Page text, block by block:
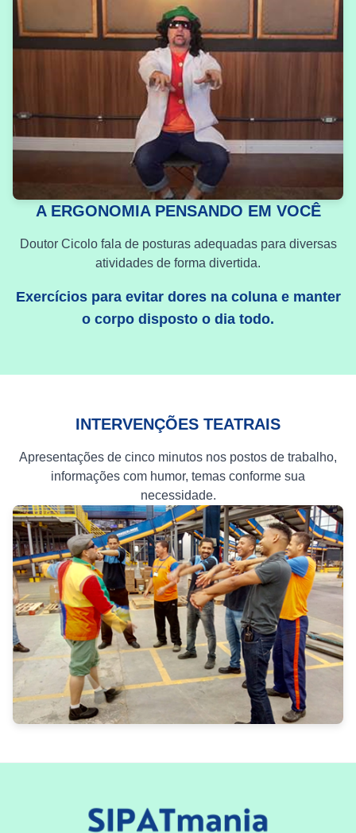
A ERGONOMIA PENSANDO EM VOCÊ
Doutor Cicolo fala de posturas adequadas para diversas
atividades de forma divertida.
Exercícios para evitar dores na coluna e manter
o corpo disposto o dia todo.
INTERVENÇÕES TEATRAIS
Apresentações de cinco minutos nos postos de trabalho,
informações com humor, temas conforme sua
necessidade.